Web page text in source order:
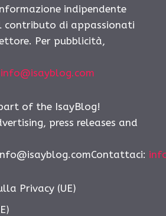
indipendente
contributo di appassionati
Per pubblicità,
info@isayblog.com
of the IsayBlog!
press releases and
Privacy (UE)